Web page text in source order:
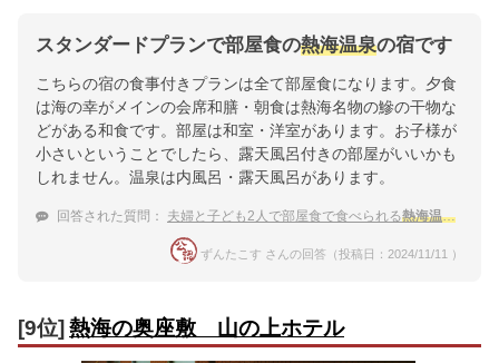
スタンダードプランで部屋食の熱海温泉の宿です
こちらの宿の食事付きプランは全て部屋食になります。夕食
は海の幸がメインの会席和膳・朝食は熱海名物の鰺の干物な
どがある和食です。部屋は和室・洋室があります。お子様が
小さいということでしたら、露天風呂付きの部屋がいいかも
しれません。温泉は内風呂・露天風呂があります。
回答された質問： 夫婦と子ども2人で部屋食で食べられる熱海温泉
ずんたこす さんの回答（投稿日：2024/11/11 ）
[9位] 熱海の奥座敷 山の上ホテル